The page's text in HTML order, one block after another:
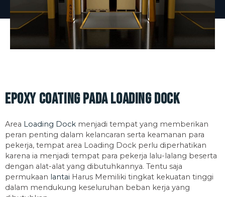
Epoxy Coating pada Loading Dock
Area Loading Dock menjadi tempat yang memberikan
peran penting dalam kelancaran serta keamanan para
pekerja, tempat area Loading Dock perlu diperhatikan
karena ia menjadi tempat para pekerja lalu-lalang beserta
dengan alat-alat yang dibutuhkannya. Tentu saja
permukaan lantai Harus Memiliki tingkat kekuatan tinggi
dalam mendukung keseluruhan beban kerja yang